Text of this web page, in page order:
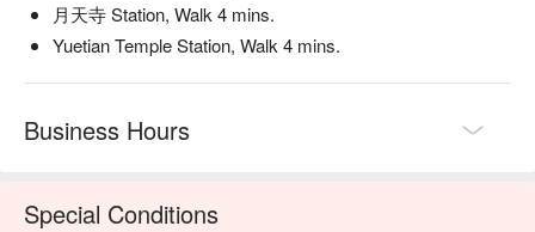
月天寺 Station, Walk 4 mins.
Yuetian Temple Station, Walk 4 mins.
Business Hours
Special Conditions